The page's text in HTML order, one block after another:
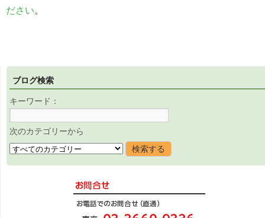
ださい。
ブログ検索
キーワード：
次のカテゴリーから